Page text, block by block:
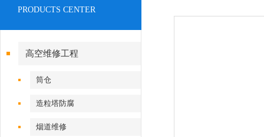
PRODUCTS CENTER
高空维修工程
筒仓
造粒塔防腐
烟道维修